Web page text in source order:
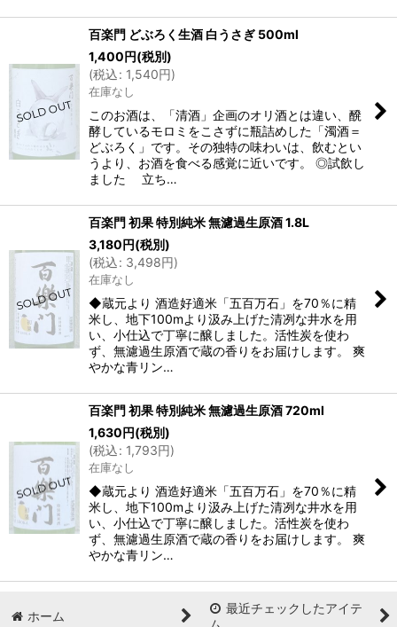
百楽門 どぶろく生酒 白うさぎ 500ml
1,400円(税別)
(税込: 1,540円)
在庫なし
このお酒は、「清酒」企画のオリ酒とは違い、醗
酵しているモロミをこさずに瓶詰めした「濁酒＝
どぶろく」です。その独特の味わいは、飲むとい
うより、お酒を食べる感覚に近いです。 ◎試飲し
ました 立ち…
百楽門 初果 特別純米 無濾過生原酒 1.8L
3,180円(税別)
(税込: 3,498円)
在庫なし
◆蔵元より 酒造好適米「五百万石」を70％に精
米し、地下100mより汲み上げた清冽な井水を用
い、小仕込で丁寧に醸しました。活性炭を使わ
ず、無濾過生原酒で蔵の香りをお届けします。 爽
やかな青リン…
百楽門 初果 特別純米 無濾過生原酒 720ml
1,630円(税別)
(税込: 1,793円)
在庫なし
◆蔵元より 酒造好適米「五百万石」を70％に精
米し、地下100mより汲み上げた清冽な井水を用
い、小仕込で丁寧に醸しました。活性炭を使わ
ず、無濾過生原酒で蔵の香りをお届けします。 爽
やかな青リン…
ホーム
最近チェックしたアイテ